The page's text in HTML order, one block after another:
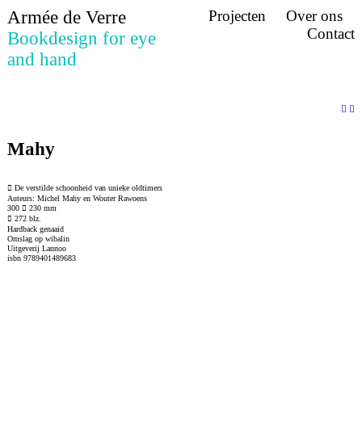
Armée de Verre
Bookdesign for eye
and hand
Projecten Overons
Contact
︎︎︎ ︎︎︎
Mahy
︎︎︎ De verstilde schoonheid van unieke oldtimers
Auteurs: Michel Mahy en Wouter Rawoens
300 ︎ 230 mm
︎ 272 blz.
Hardback genaaid
Omslag op wibalin
Uitgeverij Lannoo
isbn 9789401489683